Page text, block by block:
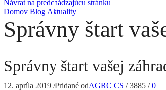
Návrat na predchádzajúcu stránku
Domov Blog Aktuality
Správny štart
Správny štart vašej
12. apríla 2019 /Pridané odAGRO CS / 3885 / 0